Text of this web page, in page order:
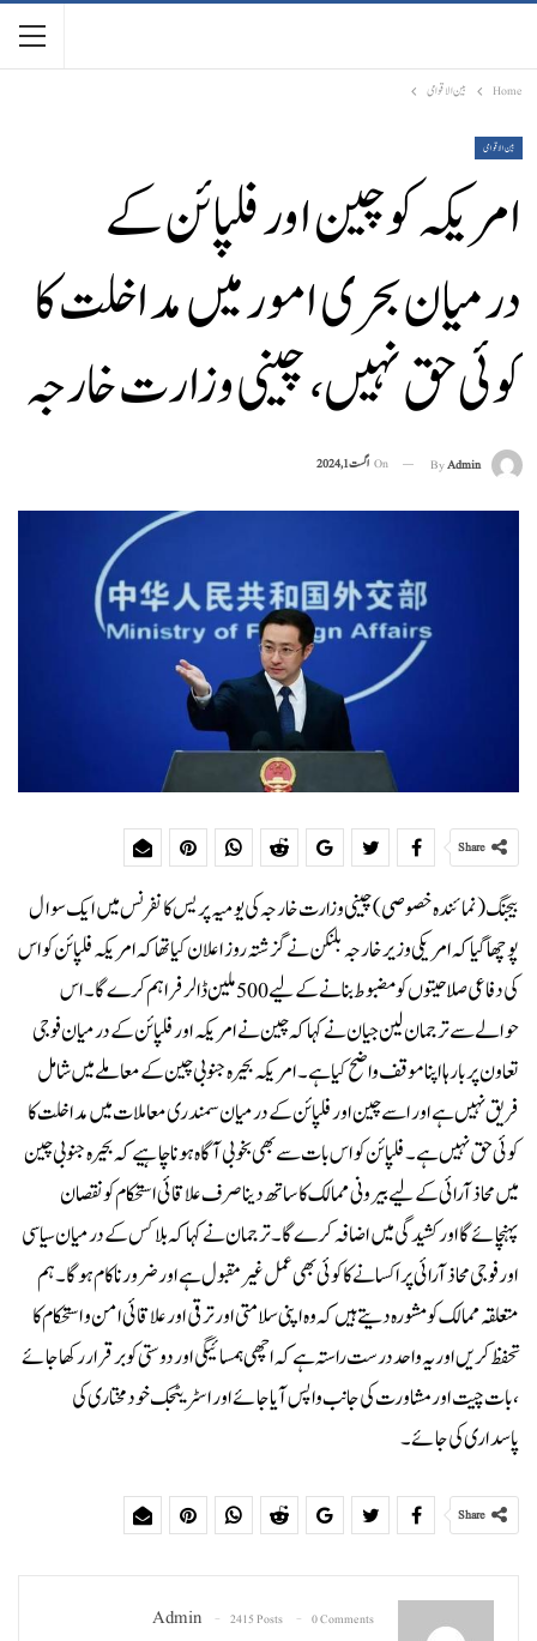
Home بین الاقوامی
بین الاقوامی
امریکہ کو چین اور فلپائن کے
درمیان بحری امور میں مداخلت کا
کوئی حق نہیں، چینی وزارت خارجہ
ByAdmin
On اگست 1, 2024
Share
بیجنگ (نمائندہ خصوصی) چینی وزارت خارجہ کی یومیہ پریس کانفرنس میں ایک سوال
پوچھا گیا کہ امریکی وزیر خارجہ بلنکن نے گزشتہ روز اعلان کیا تھا کہ امریکہ فلپائن کو اس
کی دفاعی صلاحیتوں کو مضبوط بنانے کے لیے 500 ملین ڈالر فراہم کرے گا۔ اس
حوالے سے ترجمان لین جیان نے کہا کہ چین نے امریکہ اور فلپائن کے درمیان فوجی
تعاون پر بارہا اپنا موقف واضح کیا ہے۔ امریکہ بحیرہ جنوبی چین کے معاملے میں شامل
فریق نہیں ہے اور اسے چین اور فلپائن کے درمیان سمندری معاملات میں مداخلت کا
کوئی حق نہیں ہے۔ فلپائن کو اس بات سے بھی بخوبی آگاہ ہونا چاہیے کہ بحیرہ جنوبی چین
میں محاذ آرائی کے لیے بیرونی ممالک کا ساتھ دینا صرف علاقائی استحکام کو نقصان
پہنچائے گا اور کشیدگی میں اضافہ کرے گا۔ ترجمان نے کہا کہ بلاکس کے درمیان سیاسی
اور فوجی محاذ آرائی پر اکسانے کا کوئی بھی عمل غیر مقبول ہے اور ضرور ناکام ہو گا ۔ ہم
متعلقہ ممالک کو مشورہ دیتے ہیں کہ وہ اپنی سلامتی اور ترقی اور علاقائی امن و استحکام کا
تحفظ کریں اور یہ واحد درست راستہ ہے کہ اچھی ہمسائیگی اور دوستی کو برقرار رکھا جائے
، بات چیت اور مشاورت کی جانب واپس آیا جائے اور اسٹریٹجک خودمختاری کی
پاسداری کی جائے ۔
Share
Admin 2415 Posts 0 Comments